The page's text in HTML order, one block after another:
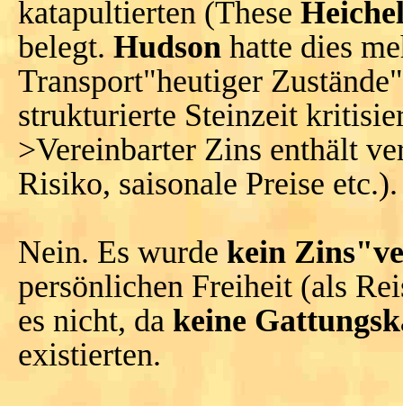
katapultierten (These
belegt. Hudson hatte dies
Transport"heutiger
strukturierte Steinzeit
>Vereinbarter Zins enthält
Risiko, saisonale Preise etc.).
Nein. Es wurde kein
persönlichen Freiheit (als
es nicht, da keine
existierten.